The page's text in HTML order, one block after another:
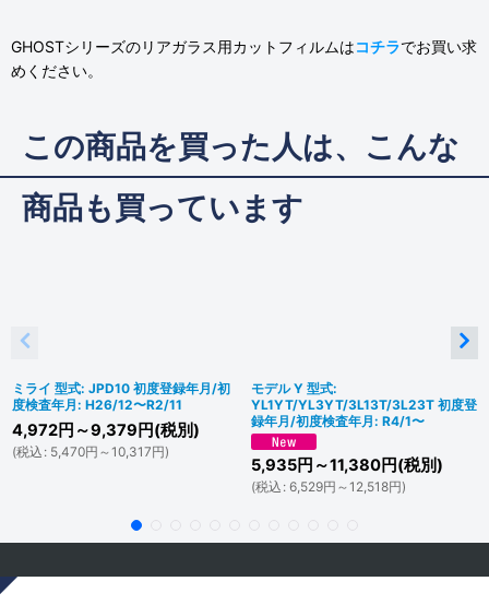
GHOSTシリーズのリアガラス用カットフィルムはコチラでお買い求
めください。
この商品を買った人は、こんな
商品も買っています
ミライ 型式: JPD10 初度登録年月/初
度検査年月: H26/12〜R2/11
4,972円 ～9,379 円(税別)
(税込 : 5,470円 ～10,317円)
モデル Y 型式:
YL1YT/YL3YT/3L13T/3L23T 初度登
録年月/初度検査年月: R4/1〜
5,935円 ～11,380円(税別)
(税込 : 6,529円 ～12,518円)